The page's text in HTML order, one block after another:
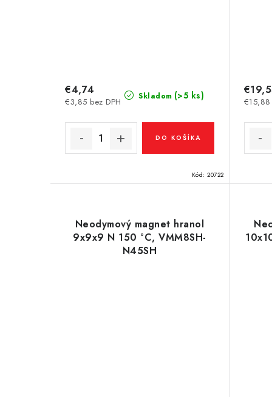
Skladom (>5 ks)
€3,85 bez DPH
€4,74
DO KOŠÍKA
Kód: 20722
€15,88
Neodymový magnet hranol
9x9x9 N 150 °C, VMM8SH-
N45SH